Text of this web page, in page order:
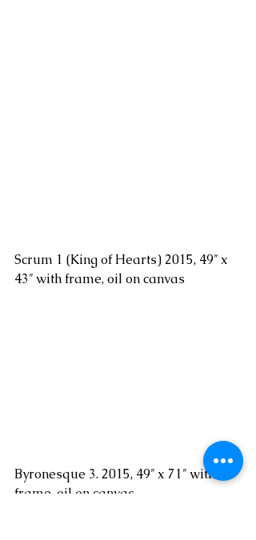
Scrum 1 (King of Hearts) 2015, 49″ x
43″ with frame, oil on canvas
Byronesque 3. 2015, 49″ x 71″ with
frame, oil on canvas